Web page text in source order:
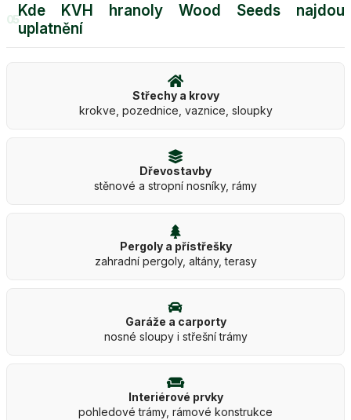
05Kde KVH hranoly Wood Seeds najdou
uplatnění
Střechy a krovy
krokve, pozednice, vaznice, sloupky
Dřevostavby
stěnové a stropní nosníky, rámy
Pergoly a přístřešky
zahradní pergoly, altány, terasy
Garáže a carporty
nosné sloupy i střešní trámy
Interiérové prvky
pohledové trámy, rámové konstrukce